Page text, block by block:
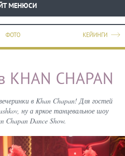
МЕНЮСИ
ФОТО КЕЙИНГИ
KHAN CHAPAN
в Khan Chapan! Для гостей
ну а яркое танцевальное шоу
Chapan Dance Show.